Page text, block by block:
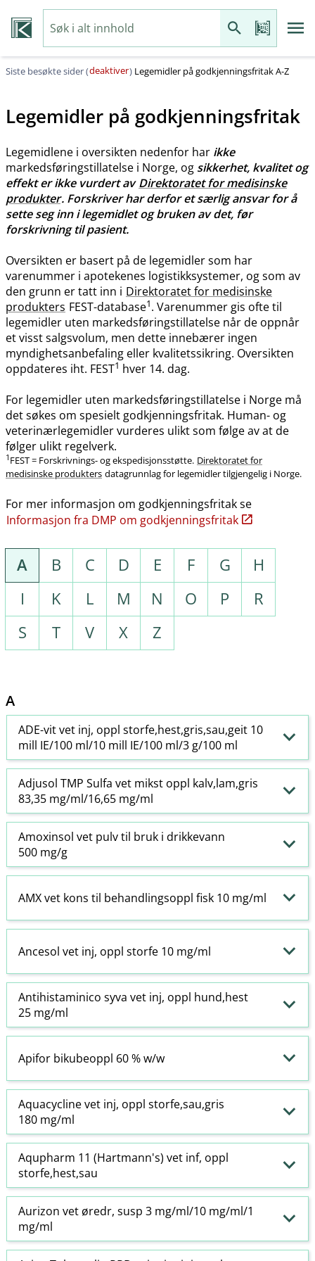
Siste besøkte sider (deaktiver) Legemidler på godkjenningsfritak A-Z
Legemidler på godkjenningsfritak
Legemidlene i oversikten nedenfor har ikke
markedsføringstillatelse i Norge, og sikkerhet, kvalitet og
effekt er ikke vurdert avDirektoratet for medisinske
produkter. Forskriver har derfor et særlig ansvar for å
sette seg inn i legemidlet og bruken av det, før
forskrivning til pasient.
Oversikten er basert på de legemidler som har
varenummer i apotekenes logistikksystemer, og som av
den grunn er tatt inn i Direktoratet for medisinske
produkters FEST-database1. Varenummer gis ofte til
legemidler uten markedsføringstillatelse når de oppnår
et visst salgsvolum, men dette innebærer ingen
myndighetsanbefaling eller kvalitetssikring. Oversikten
oppdateres iht. FEST1 hver 14. dag.
For legemidler uten markedsføringstillatelse i Norge må
det søkes om spesielt godkjenningsfritak. Human- og
veterinærlegemidler vurderes ulikt som følge av at de
følger ulikt regelverk.
1 FEST = Forskrivnings- og ekspedisjonsstøtte. Direktoratet for
medisinske produkters datagrunnlag for legemidler tilgjengelig i Norge.
For mer informasjon om godkjenningsfritak se
Informasjon fra DMP om godkjenningsfritak
A B C D E F G
H
I
K L M N O P
R
S
T V X Z
A
ADE-vit vet inj, oppl storfe,hest,gris,sau,geit 10
mill IE/100 ml/10 mill IE/100 ml/3 g/100 ml
Adjusol TMP Sulfa vet mikst oppl kalv,lam,gris
83,35 mg/ml/16,65 mg/ml
Amoxinsol vet pulv til bruk i drikkevann
500 mg/g
AMX vet kons til behandlingsoppl fisk 10 mg/ml
Ancesol vet inj, oppl storfe 10 mg/ml
Antihistaminico syva vet inj, oppl hund,hest
25 mg/ml
Apifor bikubeoppl 60 % w​/​w
Aquacycline vet inj, oppl storfe,sau,gris
180 mg/ml
Aqupharm 11 (Hartmann's) vet inf, oppl
storfe,hest,sau
Aurizon vet øredr, susp 3 mg/ml/10 mg/ml/1
mg/ml